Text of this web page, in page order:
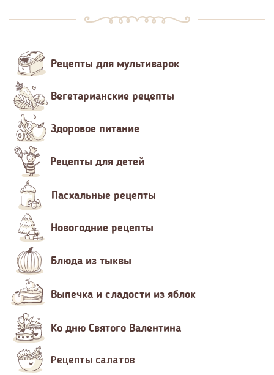
Рецепты для мультиварок
Вегетарианские рецепты
Здоровое питание
Рецепты для детей
Пасхальные рецепты
Новогодние рецепты
Блюда из тыквы
Выпечка и сладости из яблок
Ко дню Святого Валентина
Рецепты салатов